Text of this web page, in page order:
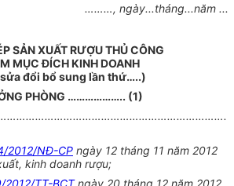
………, ngày...tháng...năm ...
SẢN XUẤT RƯỢU THỦ CÔNG
MỤC ĐÍCH KINH DOANH
đổi bổ sung lần thứ…..)
PHÒNG ……………….. (1)
2012/NĐ-CP ngày 12 tháng 11 năm 2012
kinh doanh rượu;